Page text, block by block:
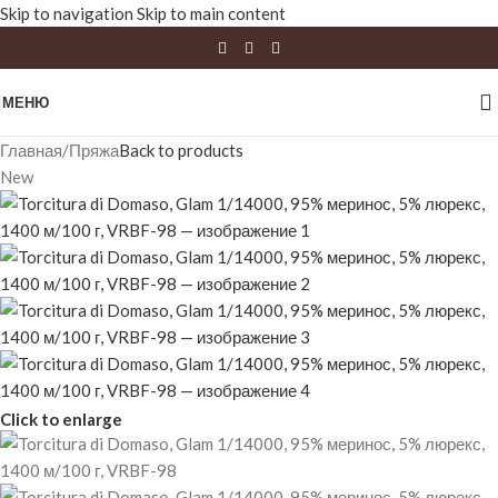
Skip to navigation Skip to main content
МЕНЮ
Главная/ПряжаBack to products
New
Click to enlarge